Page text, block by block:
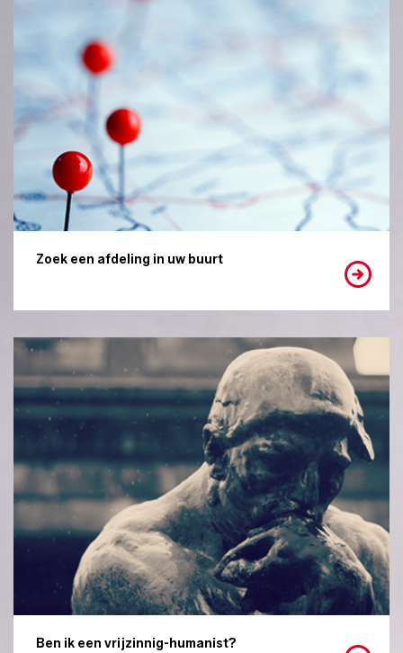
Zoek een afdeling in uw buurt
Ben ik een vrijzinnig-humanist?